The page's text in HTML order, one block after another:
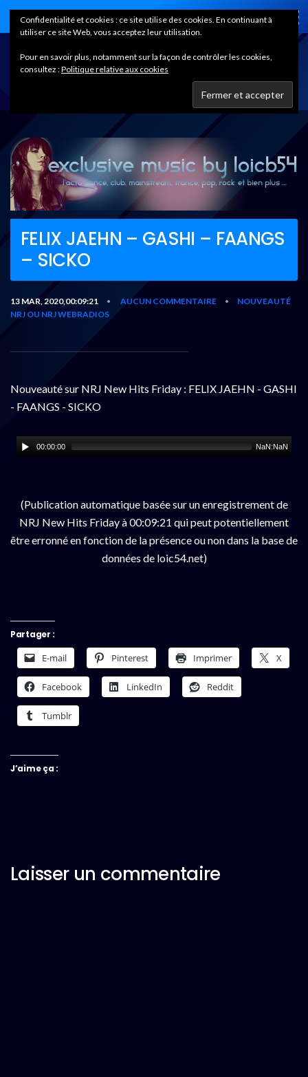
Home
FELIX JAEHN – GASHI – FAANGS
– SICKO
13 MAR, 2020,00:09:21 • AUCUN COMMENTAIRE •
NOUVEAUTÉ
NRJ OU NRJ WEBRADIOS
Nouveauté sur NRJ New Hits Friday : FELIX JAEHN - GASHI
- FAANGS - SICKO
00:00:00 NaN:NaN
(Publication automatique basée sur un enregistrement de
NRJ New Hits Friday à 00:09:21 qui peut potentiellement
être erronné en fonction de la présence ou non dans la base de
données de loic54.net)
Partager :
E-mail Pinterest Imprimer X
Facebook LinkedIn Reddit
Tumblr
J’aime ça :
Laisser un commentaire
Confidentialité et cookies : ce site utilise des cookies. En continuant à
utiliser ce site Web, vous acceptez leur utilisation.
Pour en savoir plus, notamment sur la façon de contrôler les cookies,
consultez :Politique relative aux cookies